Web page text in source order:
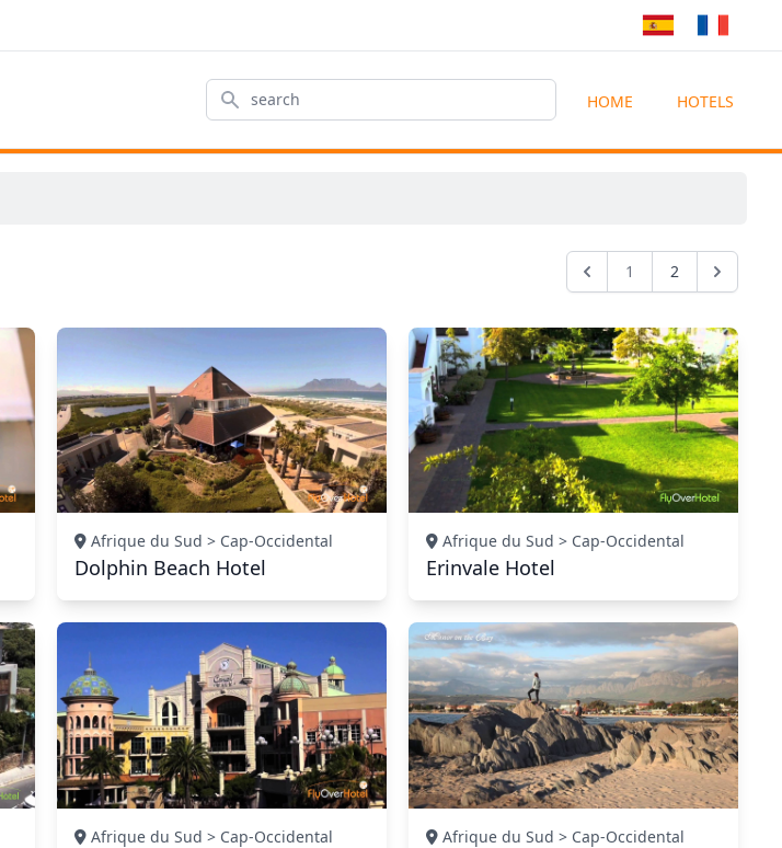
Search HOME HOTELS
1 2
Afrique du Sud > Cap-Occidental
Dolphin Beach Hotel
Afrique du Sud > Cap-Occidental
Erinvale Hotel
Afrique du Sud > Cap-Occidental Afrique du Sud > Cap-Occidental